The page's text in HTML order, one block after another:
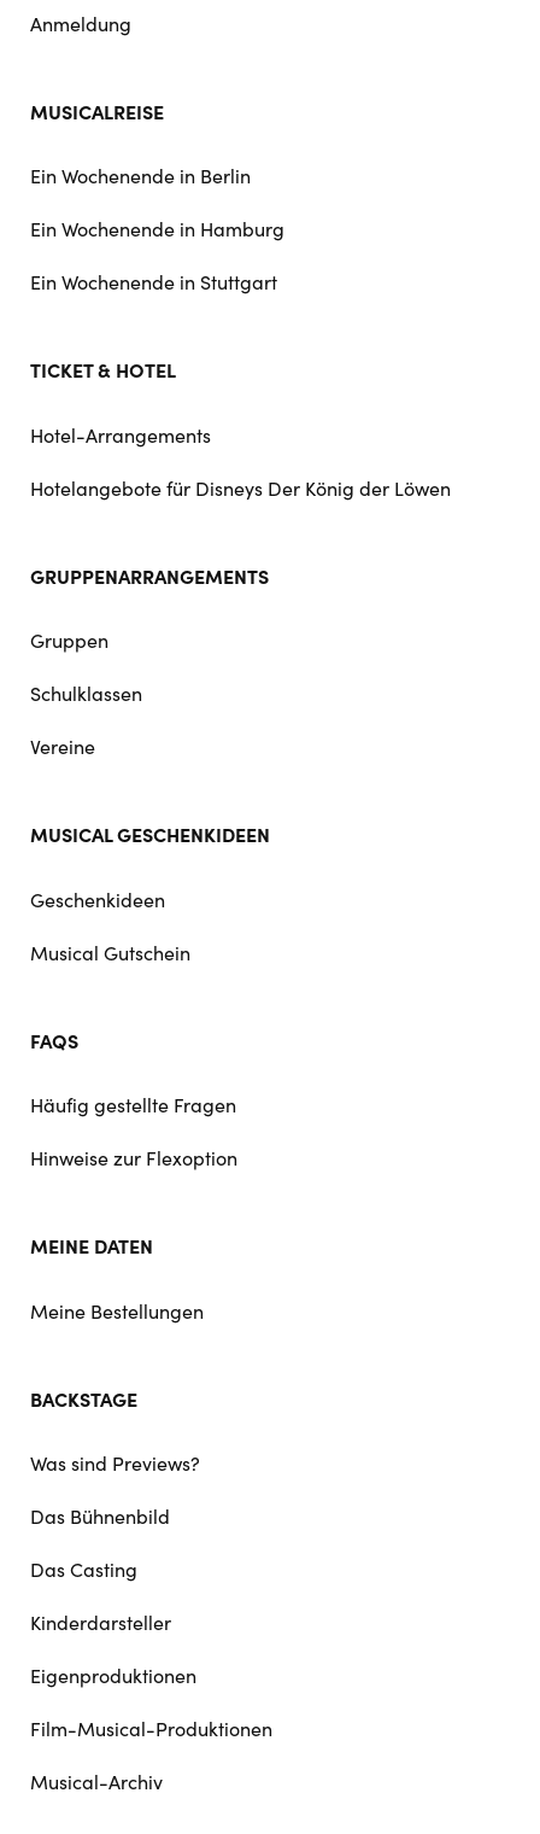
Anmeldung
MUSICALREISE
Ein Wochenende in Berlin
Ein Wochenende in Hamburg
Ein Wochenende in Stuttgart
TICKET & HOTEL
Hotel-Arrangements
Hotelangebote für Disneys Der König der Löwen
GRUPPENARRANGEMENTS
Gruppen
Schulklassen
Vereine
MUSICAL GESCHENKIDEEN
Geschenkideen
Musical Gutschein
FAQS
Häufig gestellte Fragen
Hinweise zur Flexoption
MEINE DATEN
Meine Bestellungen
BACKSTAGE
Was sind Previews?
Das Bühnenbild
Das Casting
Kinderdarsteller
Eigenproduktionen
Film-Musical-Produktionen
Musical-Archiv